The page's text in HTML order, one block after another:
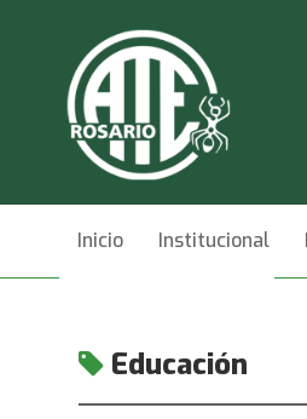
Inicio Institucional
Educación